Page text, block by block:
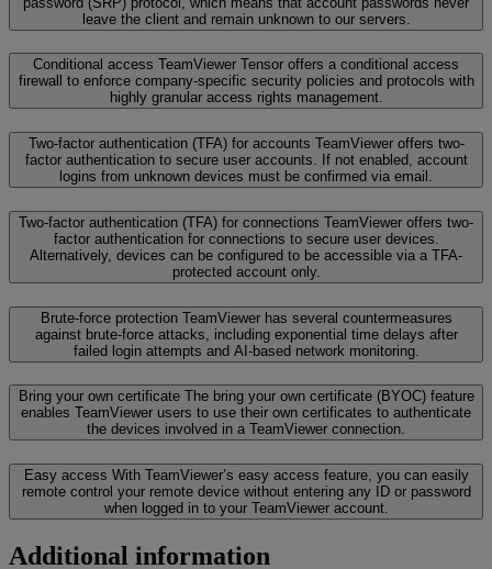
leave the client and remain unknown to our servers.
Conditional access TeamViewer Tensor offers a conditional access
firewall to enforce company-specific security policies and protocols with
highly granular access rights management.
Two-factor authentication (TFA) for accounts TeamViewer offers two-
factor authentication to secure user accounts. If not enabled, account
logins from unknown devices must be confirmed via email.
Two-factor authentication (TFA) for connections TeamViewer offers two-
factor authentication for connections to secure user devices.
Alternatively, devices can be configured to be accessible via a TFA-
protected account only.
Brute-force protection TeamViewer has several countermeasures
against brute-force attacks, including exponential time delays after
failed login attempts and AI-based network monitoring.
Bring your own certificate The bring your own certificate (BYOC) feature
enables TeamViewer users to use their own certificates to authenticate
the devices involved in a TeamViewer connection.
Easy access With TeamViewer’s easy access feature, you can easily
remote control your remote device without entering any ID or password
when logged in to your TeamViewer account.
Additional information